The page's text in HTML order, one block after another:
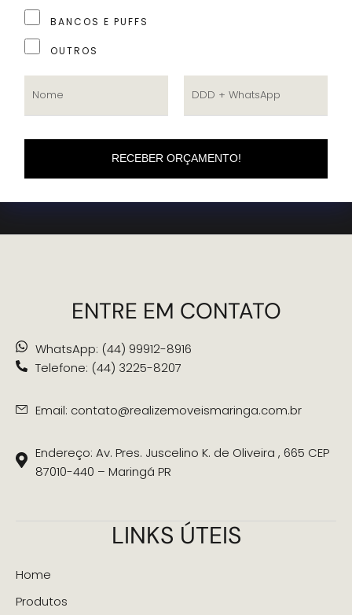
BANCOS E PUFFS
OUTROS
RECEBER ORÇAMENTO!
ENTRE EM CONTATO
WhatsApp: (44) 99912-8916
Telefone: (44) 3225-8207
Email: contato@realizemoveismaringa.com.br
Endereço: Av. Pres. Juscelino K. de Oliveira , 665 CEP
87010-440 – Maringá PR
LINKS ÚTEIS
Home
Produtos